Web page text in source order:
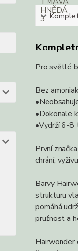
Pro světlé
Bez
•Dokonale
•Vydrží 6-8
První
chrání,
Barvy
strukturu
pomáhá
pružnost a
Hairwonder